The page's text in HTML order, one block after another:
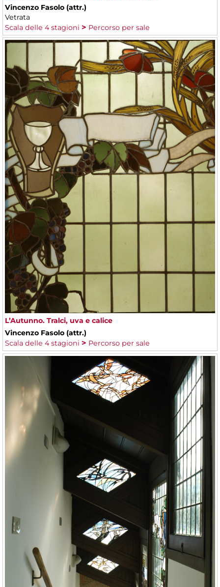
Vincenzo Fasolo (attr.)
Vetrata
Scala delle 4 stagioni
Percorso per sale
L’Autunno. Tralci, uva e calice
Vincenzo Fasolo (attr.)
Scala delle 4 stagioni
Percorso per sale